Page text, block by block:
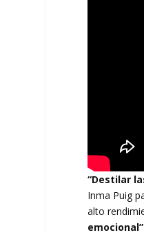
“Destilar
Inma Puig
alto